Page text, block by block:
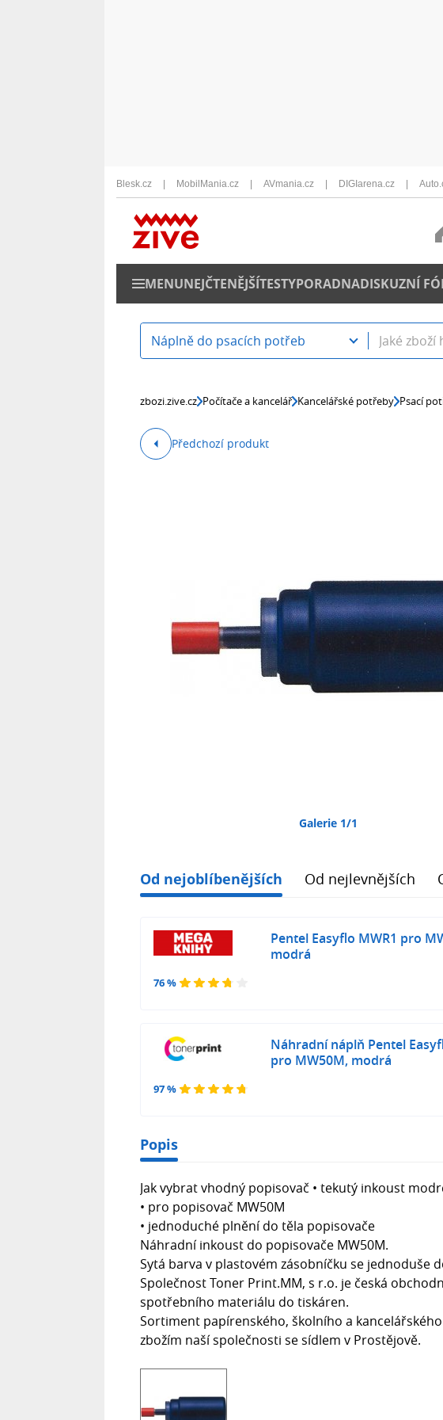
Blesk.cz MobilMania.cz AVmania.cz DIGIarena.cz
MENUNEJČTENĚJŠÍTESTYPORADNADISKUZNÍ
Náplně do psacích potřeb
zbozi.zive.cz Počítače a kancelář Kancelářské potřeby Psací
Předchozí produkt
Galerie 1/1
Od nejoblíbenějších Od nejlevnějších
76 %
Pentel Easyflo MWR1 pro
modrá
97 %
Náhradní náplň Pentel
pro MW50M, modrá
Popis
Jak vybrat vhodný popisovač • tekutý inkoust
• pro popisovač MW50M
• jednoduché plnění do těla popisovače
Náhradní inkoust do popisovače MW50M.
Sytá barva v plastovém zásobníčku se jednoduše
Společnost Toner Print.MM, s r.o. je česká
spotřebního materiálu do tiskáren.
Sortiment papírenského, školního a
zbožím naší společnosti se sídlem v Prostějově.